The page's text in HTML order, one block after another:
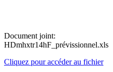
Document joint:
HDmhxtr14hF_prévissionnel.xls
Cliquez pour accéder au fichier